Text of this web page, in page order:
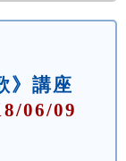
》講座
06/09